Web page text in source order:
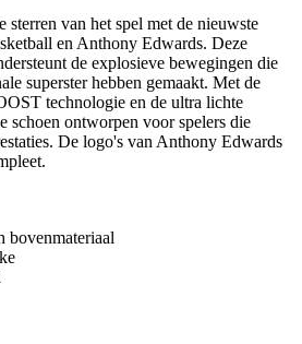
sterren van het spel met de nieuwste
en Anthony Edwards. Deze
de explosieve bewegingen die
superster hebben gemaakt. Met de
technologie en de ultra lichte
schoen ontworpen voor spelers die
De logo's van Anthony Edwards
bovenmateriaal